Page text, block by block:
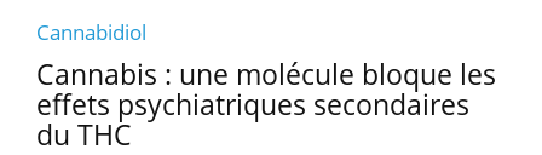
Cannabidiol
Cannabis : une molécule bloque les
effets psychiatriques secondaires
du THC